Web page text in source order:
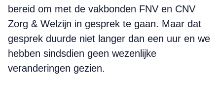
bereid om met de vakbonden FNV en CNV
Zorg & Welzijn in gesprek te gaan. Maar dat
gesprek duurde niet langer dan een uur en we
hebben sindsdien geen wezenlijke
veranderingen gezien.